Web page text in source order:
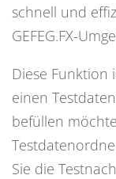
schnell und
GEFEG.FX-
Diese Funktion
einen
befüllen
Sie die